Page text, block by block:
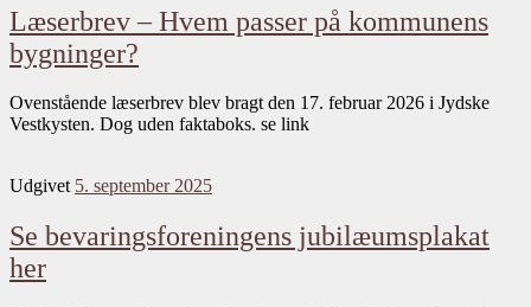
Læserbrev – Hvem passer på kommunens
bygninger?
Ovenstående læserbrev blev bragt den 17. februar 2026 i Jydske
Vestkysten. Dog uden faktaboks. se link
Udgivet 5. september 2025
Se bevaringsforeningens jubilæumsplakat
her